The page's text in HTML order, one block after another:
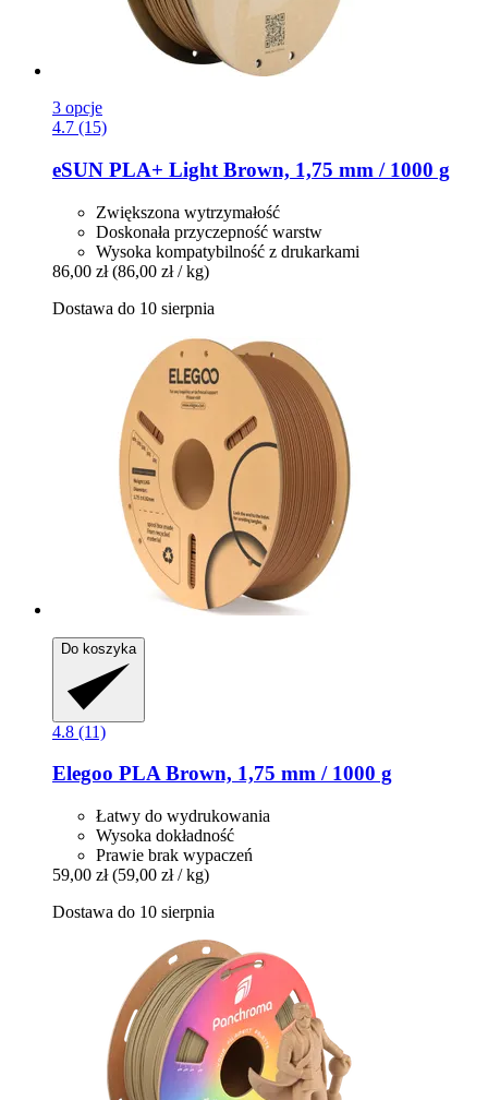
3 opcje
4.7 (15)
eSUN PLA+ Light Brown, 1,75 mm / 1000 g
Zwiększona wytrzymałość
Doskonała przyczepność warstw
Wysoka kompatybilność z drukarkami
86,00 zł (86,00 zł / kg)
Dostawa do 10 sierpnia
Do koszyka
4.8 (11)
Elegoo PLA Brown, 1,75 mm / 1000 g
Łatwy do wydrukowania
Wysoka dokładność
Prawie brak wypaczeń
59,00 zł (59,00 zł / kg)
Dostawa do 10 sierpnia